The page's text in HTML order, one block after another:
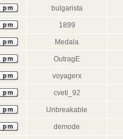
bulgarista
1899
Medala
OutragE
voyagerx
cveti_92
Unbreakable
demode